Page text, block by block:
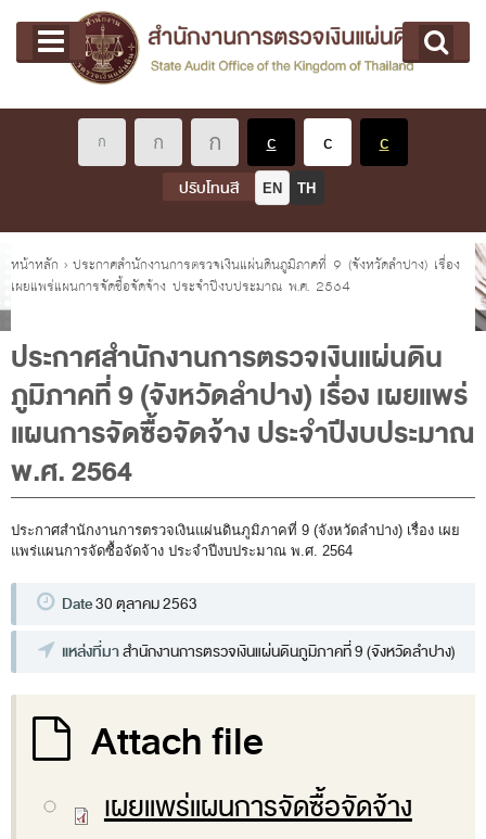
Main menu
หน้าแรก
เกี่ยวกับ คตง.
นโยบายการตรวจเงินแผ่นดิน
หลักเกณฑ์มาตรฐานเกี่ยวกับการตรวจเงินแผ่นดิน
ผู้ว่าการตรวจเงินแผ่นดิน
การบริหารและพัฒนาทรัพยากรบุคคล
ประวัติสำนักงานการตรวจเงินแผ่นดิน
พรป. ว่าด้วยการตรวจเงินแผ่นดิน พ.ศ. 2561
แผนปฏิบัติราชการ ระยะ 5 ปี (พ.ศ. 2566 - 2570)
พระราชดำรัส รัชกาลที่ 9
ผู้บริหารสำนักงานการตรวจเงินแผ่นดิน
รองผู้ว่าการตรวจเงินแผ่นดิน
ผู้ตรวจเงินแผ่นดิน (สตภ.1-15)
ที่ปรึกษาการตรวจเงินแผ่นดิน
รองผู้ตรวจเงินแผ่นดิน (สตภ.1-15)
ที่ปรึกษาประจำสำนักงาน
ผู้บริหารเทคโนโลยีสารสนเทศระดับสูง (CIO)
ปรับโทนสี EN TH
คุณอยู่ที่
หน้าหลัก › ประกาศสำนักงานการตรวจเงินแผ่นดินภูมิภาคที่ 9 (จังหวัดลำปาง) เรื่อง
เผยแพร่แผนการจัดซื้อจัดจ้าง ประจำปีงบประมาณ พ.ศ. 2564
ประกาศสำนักงานการตรวจเงินแผ่นดิน
ภูมิภาคที่ 9 (จังหวัดลำปาง) เรื่อง เผยแพร่
แผนการจัดซื้อจัดจ้าง ประจำปีงบประมาณ
พ.ศ. 2564
ประกาศสำนักงานการตรวจเงินแผ่นดินภูมิภาคที่ 9 (จังหวัดลำปาง) เรื่อง เผย
แพร่แผนการจัดซื้อจัดจ้าง ประจำปีงบประมาณ พ.ศ. 2564
Date30 ตุลาคม 2563
แหล่งที่มาสำนักงานการตรวจเงินแผ่นดินภูมิภาคที่ 9 (จังหวัดลำปาง)
Attach file
เผยแพร่แผนการจัดซื้อจัดจ้าง